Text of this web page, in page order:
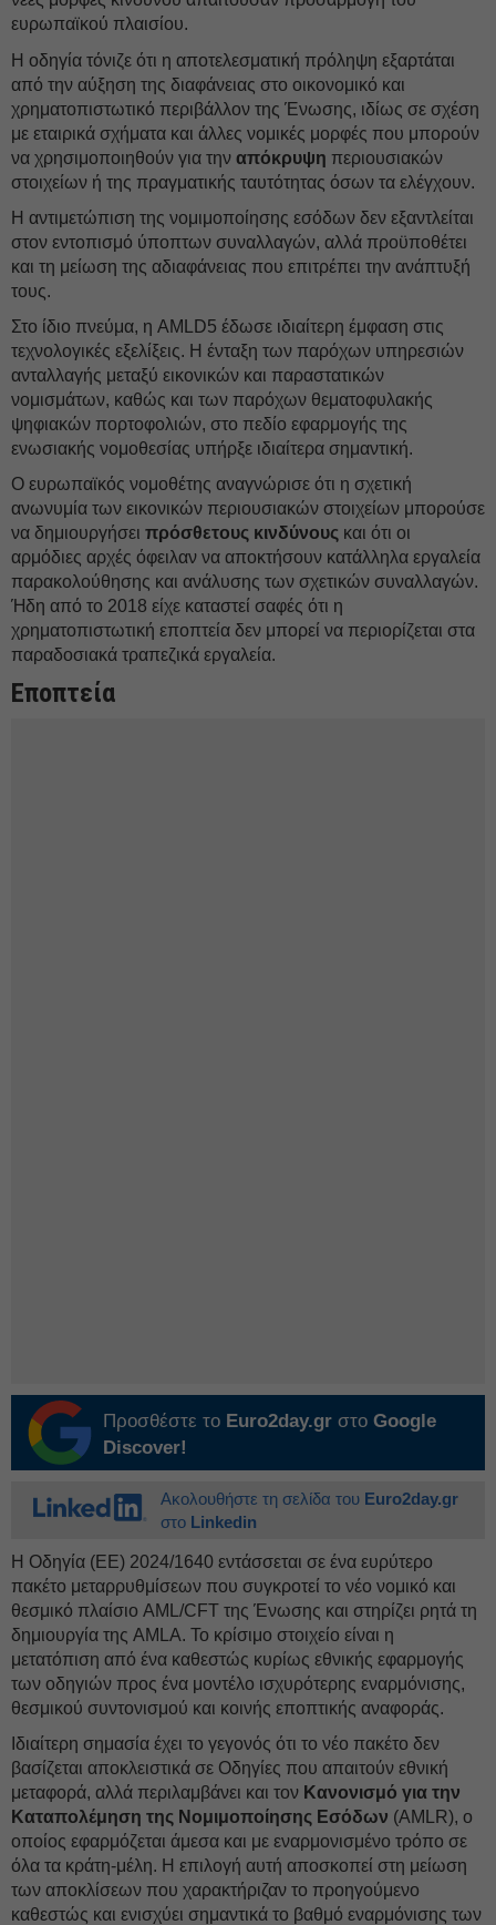
ευρωπαϊκού πλαισίου.
Η οδηγία τόνιζε ότι η αποτελεσματική πρόληψη εξαρτάται
από την αύξηση της διαφάνειας στο οικονομικό και
χρηματοπιστωτικό περιβάλλον της Ένωσης, ιδίως σε σχέση
με εταιρικά σχήματα και άλλες νομικές μορφές που μπορούν
να χρησιμοποιηθούν για την απόκρυψη περιουσιακών
στοιχείων ή της πραγματικής ταυτότητας όσων τα ελέγχουν.
Η αντιμετώπιση της νομιμοποίησης εσόδων δεν εξαντλείται
στον εντοπισμό ύποπτων συναλλαγών, αλλά προϋποθέτει
και τη μείωση της αδιαφάνειας που επιτρέπει την ανάπτυξή
τους.
Στο ίδιο πνεύμα, η AMLD5 έδωσε ιδιαίτερη έμφαση στις
τεχνολογικές εξελίξεις. Η ένταξη των παρόχων υπηρεσιών
ανταλλαγής μεταξύ εικονικών και παραστατικών
νομισμάτων, καθώς και των παρόχων θεματοφυλακής
ψηφιακών πορτοφολιών, στο πεδίο εφαρμογής της
ενωσιακής νομοθεσίας υπήρξε ιδιαίτερα σημαντική.
Ο ευρωπαϊκός νομοθέτης αναγνώρισε ότι η σχετική
ανωνυμία των εικονικών περιουσιακών στοιχείων μπορούσε
να δημιουργήσει πρόσθετους κινδύνους και ότι οι
αρμόδιες αρχές όφειλαν να αποκτήσουν κατάλληλα εργαλεία
παρακολούθησης και ανάλυσης των σχετικών συναλλαγών.
Ήδη από το 2018 είχε καταστεί σαφές ότι η
χρηματοπιστωτική εποπτεία δεν μπορεί να περιορίζεται στα
παραδοσιακά τραπεζικά εργαλεία.
Εποπτεία
Προσθέστε το Euro2day.gr στο Google
Discover!
Ακολουθήστε τη σελίδα του Euro2day.gr
στο Linkedin
Η Οδηγία (ΕΕ) 2024/1640 εντάσσεται σε ένα ευρύτερο
πακέτο μεταρρυθμίσεων που συγκροτεί το νέο νομικό και
θεσμικό πλαίσιο AML/CFT της Ένωσης και στηρίζει ρητά τη
δημιουργία της AMLA. Το κρίσιμο στοιχείο είναι η
μετατόπιση από ένα καθεστώς κυρίως εθνικής εφαρμογής
των οδηγιών προς ένα μοντέλο ισχυρότερης εναρμόνισης,
θεσμικού συντονισμού και κοινής εποπτικής αναφοράς.
Ιδιαίτερη σημασία έχει το γεγονός ότι το νέο πακέτο δεν
βασίζεται αποκλειστικά σε Οδηγίες που απαιτούν εθνική
μεταφορά, αλλά περιλαμβάνει και τον Κανονισμό για την
Καταπολέμηση της Νομιμοποίησης Εσόδων (AMLR), ο
οποίος εφαρμόζεται άμεσα και με εναρμονισμένο τρόπο σε
όλα τα κράτη-μέλη. Η επιλογή αυτή αποσκοπεί στη μείωση
των αποκλίσεων που χαρακτήριζαν το προηγούμενο
καθεστώς και ενισχύει σημαντικά το βαθμό εναρμόνισης των